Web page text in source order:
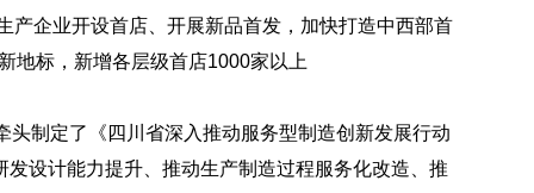
产企业开设首店、开展新品首发，加快打造中西部首
地标，新增各层级首店1000家以上
制定了《四川省深入推动服务型制造创新发展行动
设计能力提升、推动生产制造过程服务化改造、推